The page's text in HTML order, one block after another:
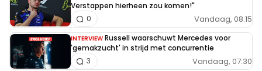
Verstappen hierheen zou komen!"
Vandaag, 08:15
0
INTERVIEW Russell waarschuwt Mercedes voor
'gemakzucht' in strijd met concurrentie
Vandaag, 07:30
3